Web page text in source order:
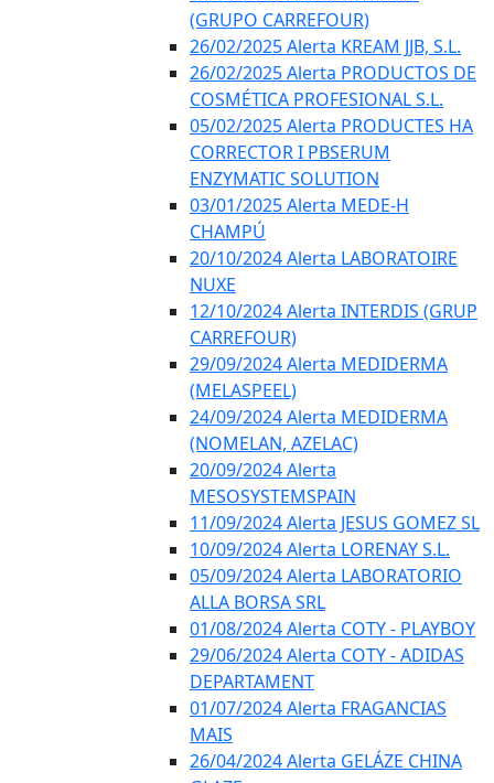
(GRUPO CARREFOUR)
26/02/2025 Alerta KREAM JJB, S.L.
26/02/2025 Alerta PRODUCTOS DE
COSMÉTICA PROFESIONAL S.L.
05/02/2025 Alerta PRODUCTES HA
CORRECTOR I PBSERUM
ENZYMATIC SOLUTION
03/01/2025 Alerta MEDE-H
CHAMPÚ
20/10/2024 Alerta LABORATOIRE
NUXE
12/10/2024 Alerta INTERDIS (GRUP
CARREFOUR)
29/09/2024 Alerta MEDIDERMA
(MELASPEEL)
24/09/2024 Alerta MEDIDERMA
(NOMELAN, AZELAC)
20/09/2024 Alerta
MESOSYSTEMSPAIN
11/09/2024 Alerta JESUS GOMEZ SL
10/09/2024 Alerta LORENAY S.L.
05/09/2024 Alerta LABORATORIO
ALLA BORSA SRL
01/08/2024 Alerta COTY - PLAYBOY
29/06/2024 Alerta COTY - ADIDAS
DEPARTAMENT
01/07/2024 Alerta FRAGANCIAS
MAIS
26/04/2024 Alerta GELÁZE CHINA